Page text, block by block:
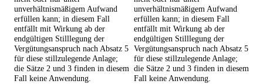
unverhältnismäßigem Aufwand
erfüllen kann; in diesem Fall
entfällt mit Wirkung ab der
endgültigen Stilllegung der
Vergütungsanspruch nach Absatz 5
für diese stillzulegende Anlage;
die Sätze 2 und 3 finden in diesem
Fall keine Anwendung.
unverhältnismäßigem Aufwand
erfüllen kann; in diesem Fall
entfällt mit Wirkung ab der
endgültigen Stilllegung der
Vergütungsanspruch nach Absatz 5
für diese stillzulegende Anlage;
die Sätze 2 und 3 finden in diesem
Fall keine Anwendung.